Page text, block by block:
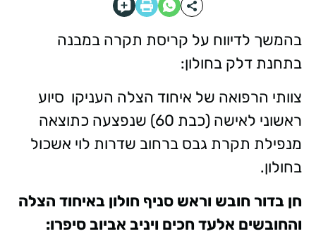
בהמשך לדיווח על קריסת תקרה במבנה
בתחנת דלק בחולון:
צוותי הרפואה של איחוד הצלה העניקו סיוע
ראשוני לאישה (כבת 60) שנפצעה כתוצאה
מנפילת תקרת גבס ברחוב שדרות לוי אשכול
בחולון.
חן בדור חובש וראש סניף חולון באיחוד הצלה
והחובשים אלעד חכים ויניב אביוב סיפרו: